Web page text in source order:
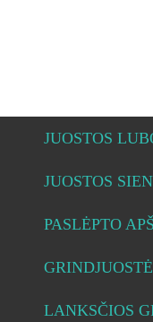
JUOSTOS
JUOSTOS
PASLĖPTO
LANKSČIOS